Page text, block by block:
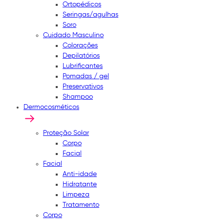
Ortopédicos
Seringas/agulhas
Soro
Cuidado Masculino
Colorações
Depilatórios
Lubrificantes
Pomadas / gel
Preservativos
Shampoo
Dermocosméticos
Proteção Solar
Corpo
Facial
Facial
Anti-idade
Hidratante
Limpeza
Tratamento
Corpo